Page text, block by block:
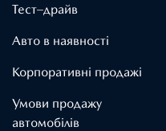
Тест–драйв
Авто в наявності
Корпоративні продажі
Умови продажу
автомобілів